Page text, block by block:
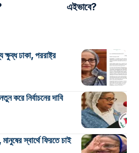
এইভাবে?
ঢাকা, পররাষ্ট্র
করে নির্বাচনের দাবি
স্বার্থে ফিরতে চাই